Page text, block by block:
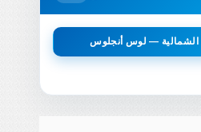
الشمالية — لوس أنجلوس